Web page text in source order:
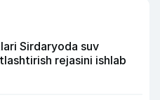
Sirdaryoda suv
rejasini ishlab